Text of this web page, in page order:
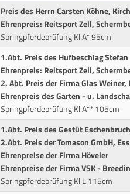
Preis des Herrn Carsten Köhne,
Ehrenpreis: Reitsport Zell,
Springpferdeprüfung Kl.A* 95cm
1.Abt. Preis des Hufbeschlag
Ehrenpreis: Reitsport Zell,
2. Abt. Preis der Firma Glas Weiner,
Ehrenpreis des Garten - u.
Springpferdeprüfung Kl.A** 105cm
1.Abt. Preis des Gestüt
2.Abt. Preis der Tomason GmbH,
Ehrenpreise der Firma Höveler
Ehrenpreise der Firma VSK -
Springpferdeprüfung Kl.L 115cm